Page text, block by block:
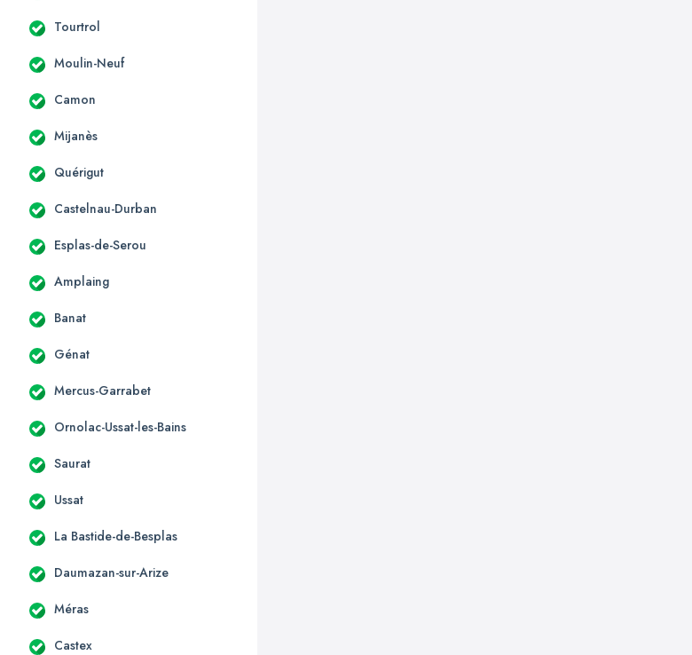
Tourtrol
Moulin-Neuf
Camon
Mijanès
Quérigut
Castelnau-Durban
Esplas-de-Serou
Amplaing
Banat
Génat
Mercus-Garrabet
Ornolac-Ussat-les-Bains
Saurat
Ussat
La Bastide-de-Besplas
Daumazan-sur-Arize
Méras
Castex